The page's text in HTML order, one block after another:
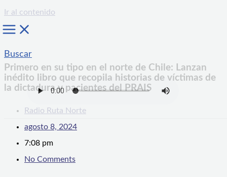
Ir al contenido
Buscar
Primero en su tipo en el norte de Chile: Lanzan
inédito libro que recopila historias de víctimas de
la dictadura y pacientes del PRAIS
Radio Ruta Norte
agosto 8, 2024
7:08 pm
No Comments